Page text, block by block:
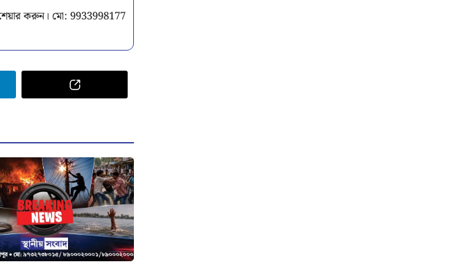
করুন। মো: 9933998177